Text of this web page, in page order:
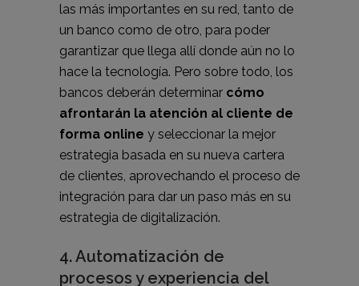
las más importantes en su red, tanto de
un banco como de otro, para poder
garantizar que llega allí donde aún no lo
hace la tecnología. Pero sobre todo, los
bancos deberán determinar cómo
afrontarán la atención al cliente de
forma online y seleccionar la mejor
estrategia basada en su nueva cartera
de clientes, aprovechando el proceso de
integración para dar un paso más en su
estrategia de digitalización.
4. Automatización de
procesos y experiencia del